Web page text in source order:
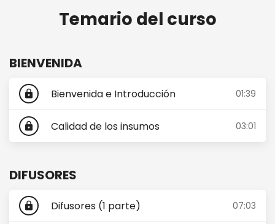
Temario del curso
BIENVENIDA
lock Bienvenida e Introducción 01:39
lock Calidad de los insumos 03:01
DIFUSORES
lock Difusores (1 parte) 07:03